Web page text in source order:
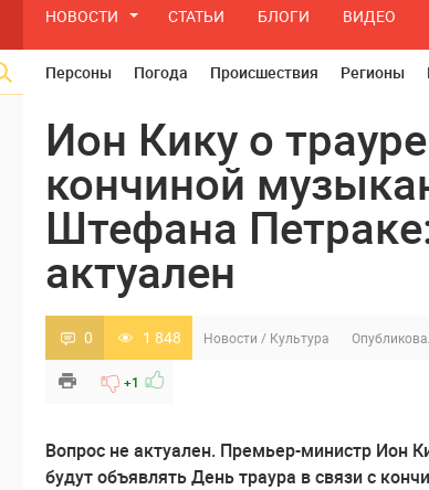
НОВОСТИ СТАТЬИ БЛОГИ ВИДЕО
Персоны Погода Происшествия Регионы
Ион Кику о
кончиной
Штефана
актуален
0 1 848 Новости / Культура
+1
Вопрос не актуален. Премьер-министр Ион
будут объявлять День траура в связи с